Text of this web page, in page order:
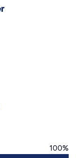
100%